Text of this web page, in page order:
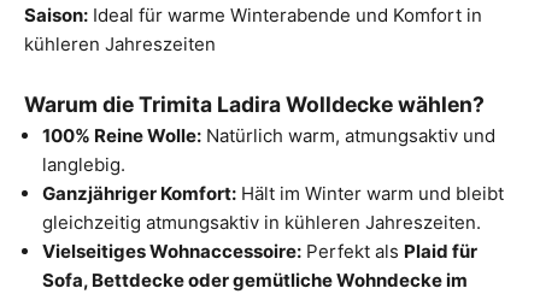
Saison: Ideal für warme Winterabende und Komfort in
kühleren Jahreszeiten
Warum die Trimita Ladira Wolldecke wählen?
100% Reine Wolle: Natürlich warm, atmungsaktiv und
langlebig.
Ganzjähriger Komfort: Hält im Winter warm und bleibt
gleichzeitig atmungsaktiv in kühleren Jahreszeiten.
Vielseitiges Wohnaccessoire: Perfekt als Plaid für
Sofa, Bettdecke oder gemütliche Wohndecke im